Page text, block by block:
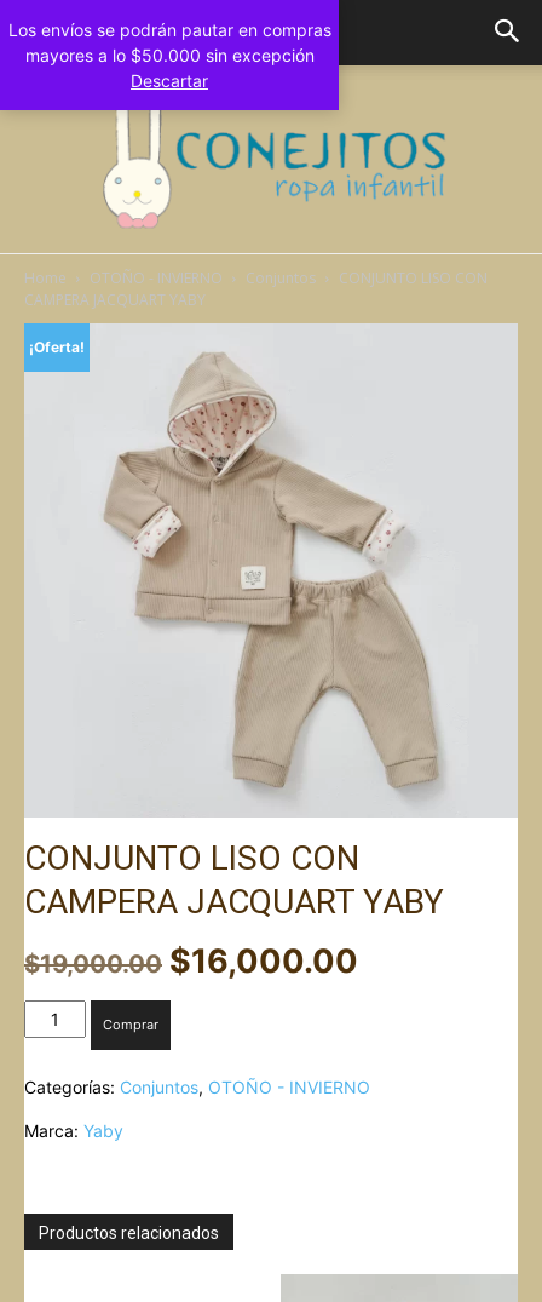
Bebes
Home OTOÑO - INVIERNO Conjuntos
CONJUNTO LISO CON
CAMPERA JACQUART YABY
¡Oferta!
CONJUNTO LISO CON
CAMPERA JACQUART YABY
$19,000.00 El
precio
original
$19,000.00.
$16,000.00
CONJUNTO
LISO
CAMPERA
YABY
Comprar
Categorías: Conjuntos, OTOÑO - INVIERNO
Marca: Yaby
Productos relacionados
Los envíos se podrán pautar en compras
mayores a lo $50.000 sin excepción
Descartar